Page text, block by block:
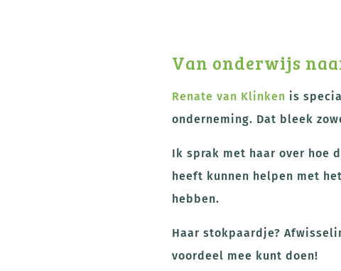
Van onderwijs
Renate van Klinken is
onderneming. Dat bleek
Ik sprak met haar over hoe
heeft kunnen helpen met
hebben.
Haar stokpaardje?
voordeel mee kunt doen!